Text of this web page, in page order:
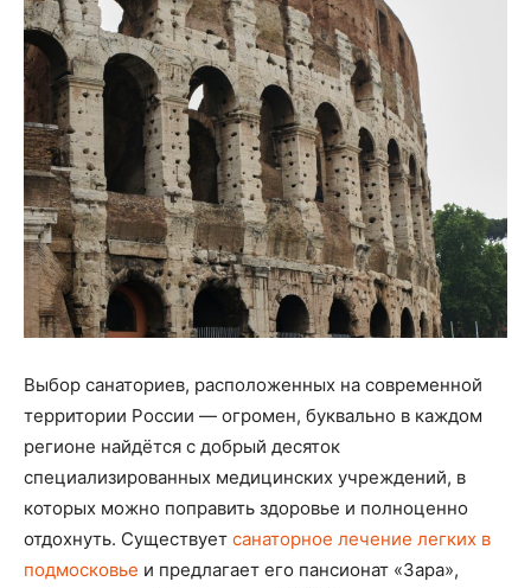
Выбор санаториев, расположенных на современной
территории России — огромен, буквально в каждом
регионе найдётся с добрый десяток
специализированных медицинских учреждений, в
которых можно поправить здоровье и полноценно
отдохнуть. Существует санаторное лечение легких в
подмосковье и предлагает его пансионат «Зара»,